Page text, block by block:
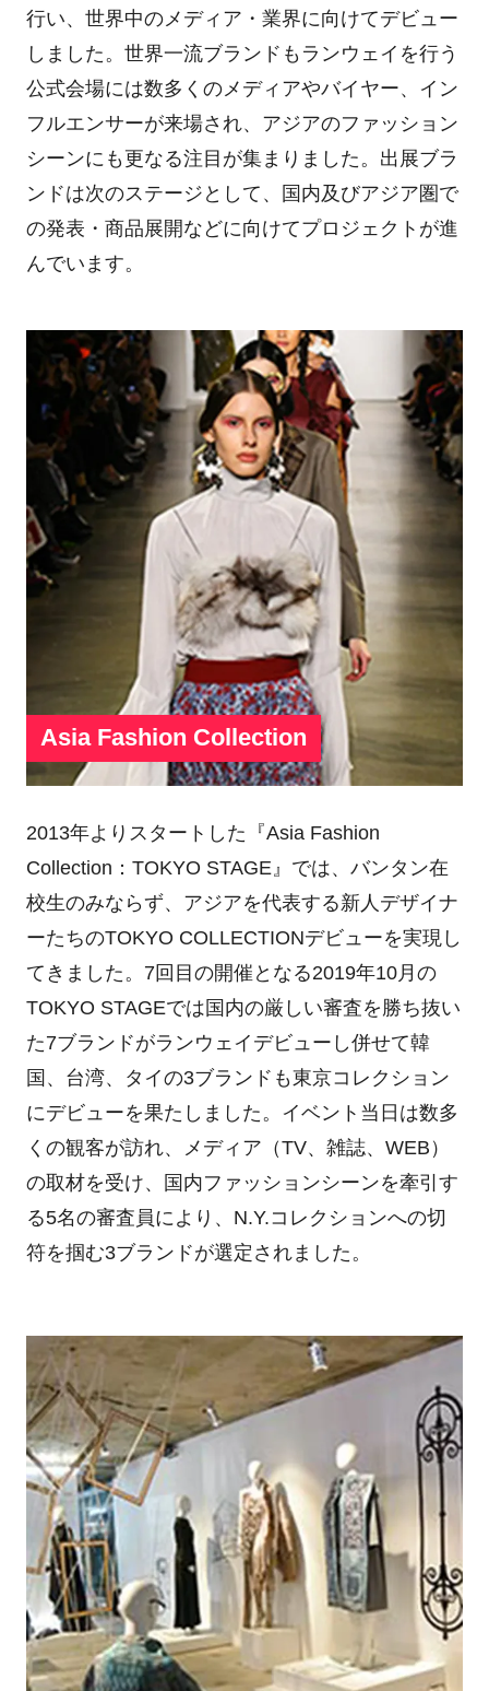
行い、世界中のメディア・業界に向けてデビュー
しました。世界一流ブランドもランウェイを行う
公式会場には数多くのメディアやバイヤー、イン
フルエンサーが来場され、アジアのファッション
シーンにも更なる注目が集まりました。出展ブラ
ンドは次のステージとして、国内及びアジア圏で
の発表・商品展開などに向けてプロジェクトが進
んでいます。
Asia Fashion Collection
2013年よりスタートした『Asia Fashion
Collection：TOKYO STAGE』では、バンタン在
校生のみならず、アジアを代表する新人デザイナ
ーたちのTOKYO COLLECTIONデビューを実現し
てきました。7回目の開催となる2019年10月の
TOKYO STAGEでは国内の厳しい審査を勝ち抜い
た7ブランドがランウェイデビューし併せて韓
国、台湾、タイの3ブランドも東京コレクション
にデビューを果たしました。イベント当日は数多
くの観客が訪れ、メディア（TV、雑誌、WEB）
の取材を受け、国内ファッションシーンを牽引す
る5名の審査員により、N.Y.コレクションへの切
符を掴む3ブランドが選定されました。